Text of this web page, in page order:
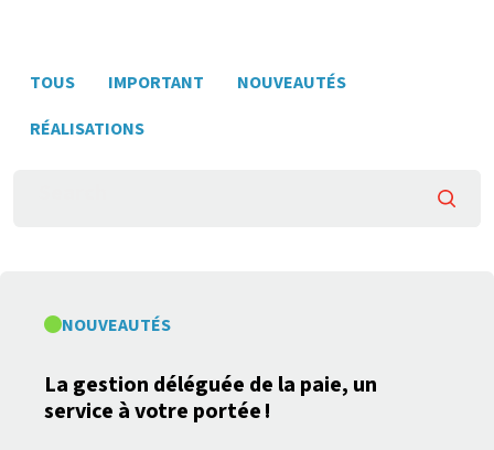
TOUS IMPORTANT
NOUVEAUTÉS
RÉALISATIONS
NOUVEAUTÉS
La gestion déléguée de la paie, un
service à votre portée !